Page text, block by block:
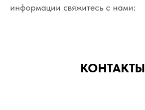
информации свяжитесь с нами:
КОНТАКТЫ